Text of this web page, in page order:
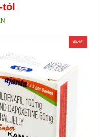
-tól
Akció!